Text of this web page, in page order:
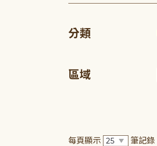
分類
區域
每頁顯示 筆記錄